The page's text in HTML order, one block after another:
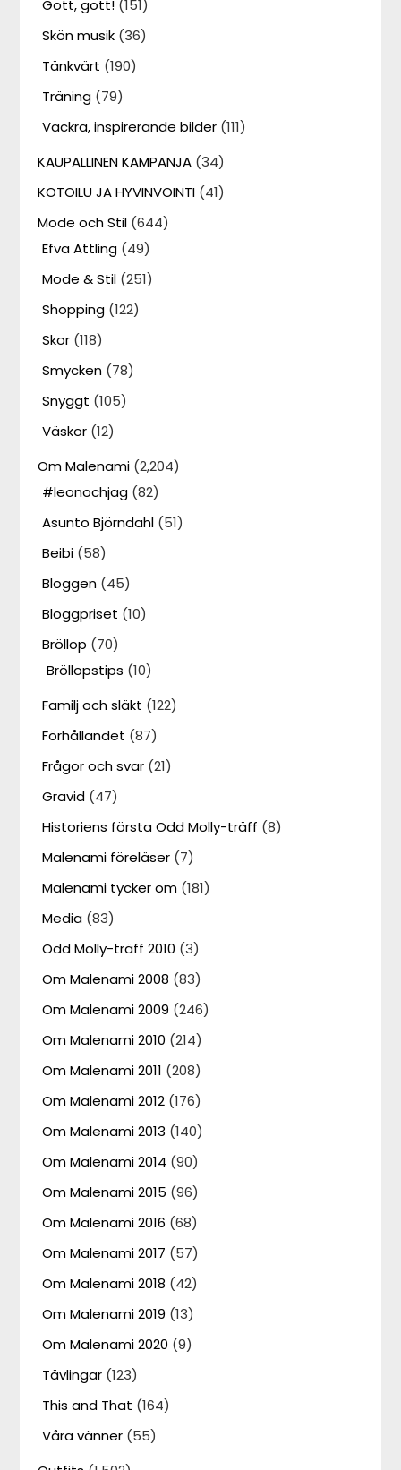
Gott, gott! (151)
Skön musik (36)
Tänkvärt (190)
Träning (79)
Vackra, inspirerande bilder (111)
KAUPALLINEN KAMPANJA (34)
KOTOILU JA HYVINVOINTI (41)
Mode och Stil (644)
Efva Attling (49)
Mode & Stil (251)
Shopping (122)
Skor (118)
Smycken (78)
Snyggt (105)
Väskor (12)
Om Malenami (2,204)
#leonochjag (82)
Asunto Björndahl (51)
Beibi (58)
Bloggen (45)
Bloggpriset (10)
Bröllop (70)
Bröllopstips (10)
Familj och släkt (122)
Förhållandet (87)
Frågor och svar (21)
Gravid (47)
Historiens första Odd Molly-träff (8)
Malenami föreläser (7)
Malenami tycker om (181)
Media (83)
Odd Molly-träff 2010 (3)
Om Malenami 2008 (83)
Om Malenami 2009 (246)
Om Malenami 2010 (214)
Om Malenami 2011 (208)
Om Malenami 2012 (176)
Om Malenami 2013 (140)
Om Malenami 2014 (90)
Om Malenami 2015 (96)
Om Malenami 2016 (68)
Om Malenami 2017 (57)
Om Malenami 2018 (42)
Om Malenami 2019 (13)
Om Malenami 2020 (9)
Tävlingar (123)
This and That (164)
Våra vänner (55)